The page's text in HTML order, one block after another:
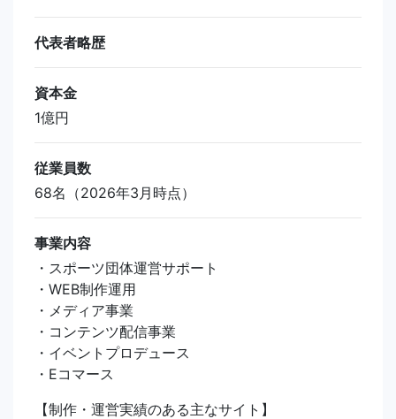
代表者略歴
資本金
1億円
従業員数
68名（2026年3月時点）
事業内容
・スポーツ団体運営サポート
・WEB制作運用
・メディア事業
・コンテンツ配信事業
・イベントプロデュース
・Eコマース
【制作・運営実績のある主なサイト】